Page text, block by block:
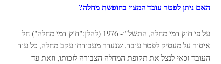
האם ניתן לפטר עובד המצוי בחופשת מחלה?
על פי חוק דמי מחלה, התשל"ו- 1976 (להלן:"חוק דמי מחלה") חל
איסור על מעסיק לפטר עובד, שנעדר מעבודתו עקב מחלה, כל עוד
העובד זכאי לנצל את תקופת המחלה הצבורה לזכותו, וזאת עד